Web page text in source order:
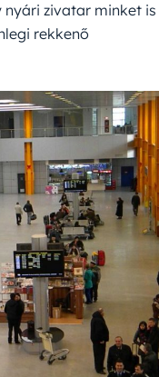
zivatar minket is
rekkenő